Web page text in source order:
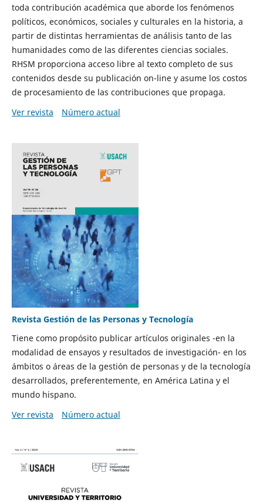
toda contribución académica que aborde los fenómenos
políticos, económicos, sociales y culturales en la historia, a
partir de distintas herramientas de análisis tanto de las
humanidades como de las diferentes ciencias sociales.
RHSM proporciona acceso libre al texto completo de sus
contenidos desde su publicación on-line y asume los costos
de procesamiento de las contribuciones que propaga.
Ver revista
Número actual
Revista Gestión de las Personas y Tecnología
Tiene como propósito publicar artículos originales -en la
modalidad de ensayos y resultados de investigación- en los
ámbitos o áreas de la gestión de personas y de la tecnología
desarrollados, preferentemente, en América Latina y el
mundo hispano.
Ver revista
Número actual